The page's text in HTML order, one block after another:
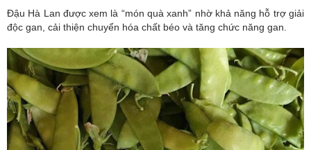
Đậu Hà Lan được xem là “món quà xanh” nhờ khả năng hỗ trợ giải
độc gan, cải thiện chuyển hóa chất béo và tăng chức năng gan.